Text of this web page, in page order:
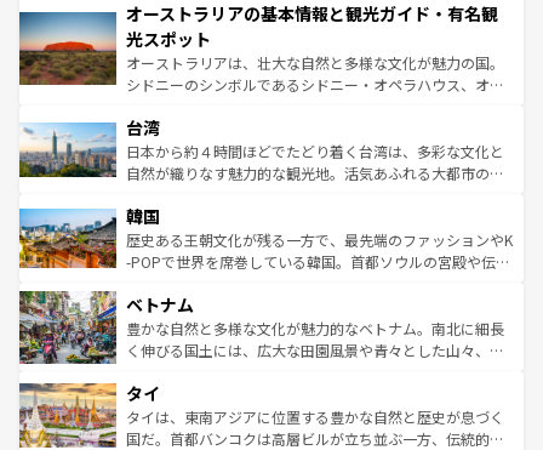
部のニューオーリンズでは、音楽と美食が融合した独特の
文化が魅力。旅行者はアメリカの各地域で異なる魅力を楽
しみながら、その多様性と豊かな歴史を感じることができ
るだろう。車でのロードトリップや列車の旅も、アメリカ
情報は
ワイ島は見逃せない。また、定番の観光地といえばオアフ
島だが、静かな自然を求めるならマウイ島やカウアイ島が
おすすめ。エメラルドグリーンに輝く海をはじめ、豊かな
文化や歴史が息づいている。「アロハスピリット」と呼ば
人々、おいしいローカルフードやハワイアンミュージッ
ク、伝統的なフラダンスなど、すべてがハワイの魅力を彩
っている。訪れるたびに新しい発見と感動が待っているハ
はコンテンツ一覧
オーストラリアの基本情報と観光ガイド・有名観
光スポット
オーストラリアは、壮大な自然と多様な文化が魅力の国。
シドニーのシンボルであるシドニー・オペラハウス、オー
リアリーフや大陸中央部にそびえるウルル（エアーズロッ
ク）、タスマニアの美しい原生林やケアンズの熱帯雨林な
ど、見どころがたくさん。また、カフェやワイン、オージ
いる。アクティビティも充実しており、サーフィンやダイ
ビング、ハイキングなど、アウトドア好きにはたまらな
い。オーストラリアの多彩な魅力を存分に味わいつくそ
参照してほしい。
台湾
日本から約４時間ほどでたどり着く台湾は、多彩な文化と
自然が織りなす魅力的な観光地。活気あふれる大都市の台
ン）、静ひつな山岳地帯である台湾東部など、都市の喧騒
と山間の静けさが共存しており、訪れる人に新しい発見と
驚きをもたらしてくれる。また、奥深い台湾の食文化も魅
容にもいいと評判のスイーツなど、バラエティ豊かな料理
が味わえる。 なお、新着の台湾情報は コンテンツ一覧を参
照してほしい。
韓国
歴史ある王朝文化が残る一方で、最先端のファッションやK
-POPで世界を席巻している韓国。首都ソウルの宮殿や伝統
き、地方に足を延ばせば四季折々の自然美を楽しむことが
できる。そして、キムチや焼肉、絶品のストリートフード
まで、さまざまな韓国料理が待っている。夜には、韓国な
リティに包まれながら、韓国の多彩な魅力を心ゆくまで味
わってみてほしい。 なお、新着の韓国情報はコンテンツ一
覧を参照してほしい。
ベトナム
豊かな自然と多様な文化が魅力的なベトナム。南北に細長
く伸びる国土には、広大な田園風景や青々とした山々、世
急速な発展と共に伝統が息づく。ハノイの古い町並みやホ
ーチミン市のフランス統治時代の建物も、独特の雰囲気を
醸し出している。また、バラエティの豊かさとおいしさで
タイ
タイは、東南アジアに位置する豊かな自然と歴史が息づく
国だ。首都バンコクは高層ビルが立ち並ぶ一方、伝統的な